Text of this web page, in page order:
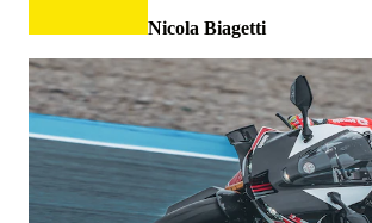
Nicola Biagetti